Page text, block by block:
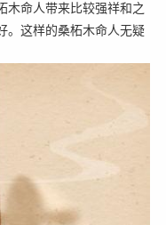
木命人带来比较强祥和之
。这样的桑柘木命人无疑